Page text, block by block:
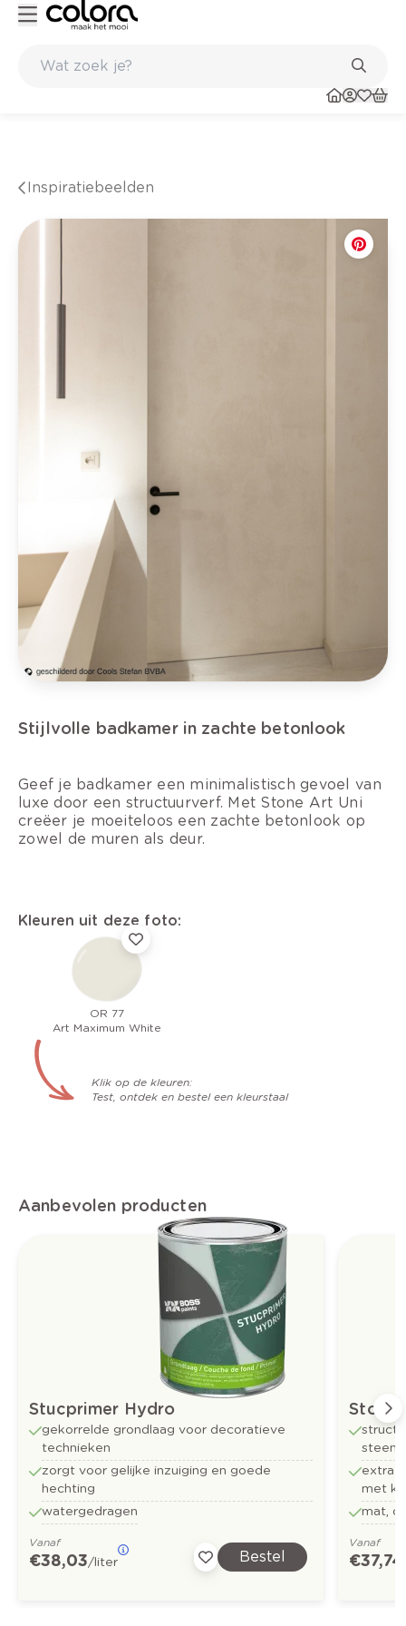
Inspiratiebeelden
Stijlvolle badkamer in zachte betonlook
Geef je badkamer een minimalistisch gevoel van
luxe door een structuurverf. Met Stone Art Uni
creëer je moeiteloos een zachte betonlook op
zowel de muren als deur.
Kleuren uit deze foto:
OR 77
Art Maximum White
Klik op de kleuren:
Test, ontdek en bestel een kleurstaal
Aanbevolen producten
Stucprimer Hydro
gekorrelde grondlaag voor decoratieve
technieken
zorgt voor gelijke inzuiging en goede
hechting
watergedragen
Vanaf
€ 38,03/liter Bestel
Stone
extra
met
mat,
Vanaf
€ 37,74